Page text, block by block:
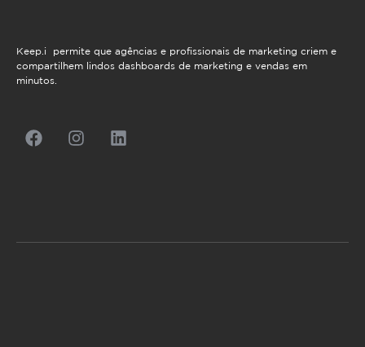
Keep.i permite que agências e profissionais de marketing criem e
compartilhem lindos dashboards de marketing e vendas em
minutos.